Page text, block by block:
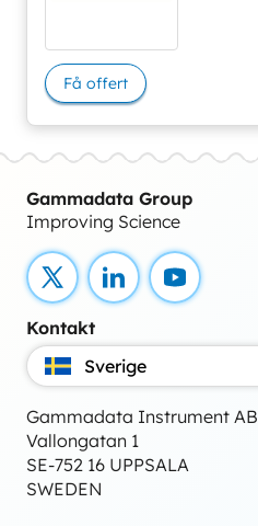
Få offert
Gammadata Group
Improving Science
X LinkedInYouTube
Kontakt
Sverige
Gammadata Instrument AB
Vallongatan 1
SE-752 16 UPPSALA
SWEDEN